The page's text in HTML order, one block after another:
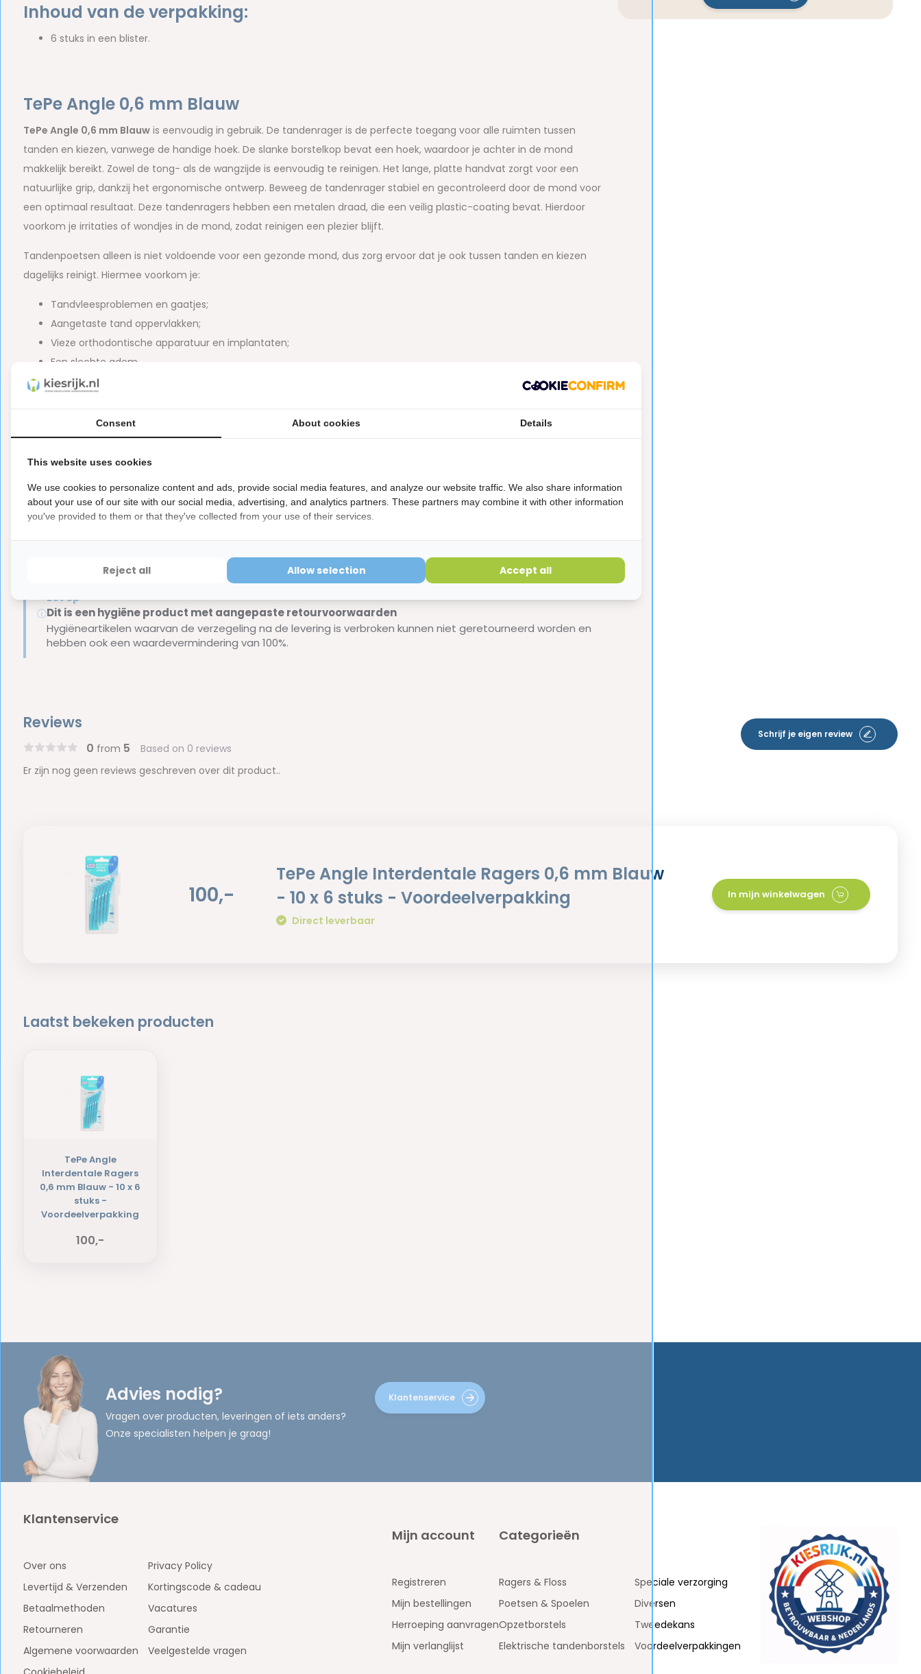
Inhoud van de verpakking:
6 stuks in een blister.
TePe Angle 0,6 mm Blauw
TePe Angle 0,6 mm Blauwis eenvoudig in gebruik. De tandenrager is de perfecte toegang voor alle ruimten tussen
tanden en kiezen, vanwege de handige hoek. De slanke borstelkop bevat een hoek, waardoor je achter in de mond
makkelijk bereikt. Zowel de tong- als de wangzijde is eenvoudig te reinigen. Het lange, platte handvat zorgt voor een
natuurlijke grip, dankzij het ergonomische ontwerp. Beweeg de tandenrager stabiel en gecontroleerd door de mond voor
een optimaal resultaat. Deze tandenragers hebben een metalen draad, die een veilig plastic-coating bevat. Hierdoor
voorkom je irritaties of wondjes in de mond, zodat reinigen een plezier blijft.
Tandenpoetsen alleen is niet voldoende voor een gezonde mond, dus zorg ervoor dat je ook tussen tanden en kiezen
dagelijks reinigt. Hiermee voorkom je:
Tandvleesproblemen en gaatjes;
Aangetaste tand oppervlakken;
Vieze orthodontische apparatuur en implantaten;
Een slechte adem.
Kenmerken TePe Angle:
Ergonomisch ontwerp;
Zes formaten, die ieder een eigen kleurcodering hebben;
bekijk je hier.
ⓘ
Let op
Dit is een hygiëne product met aangepaste retourvoorwaarden
Hygiëneartikelen waarvan de verzegeling na de levering is verbroken kunnen niet geretourneerd worden en
hebben ook een waardevermindering van 100%.
Reviews
0 from 5 Based on 0 reviews
Schrijf je eigen review
Er zijn nog geen reviews geschreven over dit product..
100,-
TePe Angle Interdentale Ragers 0,6 mm Blauw
- 10 x 6 stuks - Voordeelverpakking
Direct leverbaar
In mijn winkelwagen
Laatst bekeken producten
TePe Angle
Interdentale Ragers
0,6 mm Blauw - 10 x 6
stuks -
Voordeelverpakking
100,-
Advies nodig?
Vragen over producten, leveringen of iets anders?
Onze specialisten helpen je graag!
Klantenservice
Klantenservice
Over ons
Levertijd & Verzenden
Betaalmethoden
Retourneren
Algemene voorwaarden
Privacy Policy
Kortingscode & cadeau
Vacatures
Garantie
Veelgestelde vragen
Mijn account
Registreren
Mijn bestellingen
Herroeping aanvragen
Mijn verlanglijst
Categorieën
Ragers & Floss
Poetsen & Spoelen
Opzetborstels
Elektrische tandenborstels
Speciale verzorging
Diversen
Tweedekans
Voordeelverpakkingen
Consent About cookies Details
This website uses cookies
We use cookies to personalize content and ads, provide social media features, and analyze our website traffic. We also share information
about your use of our site with our social media, advertising, and analytics partners. These partners may combine it with other information
you've provided to them or that they've collected from your use of their services.
Reject all Allow selection Accept all